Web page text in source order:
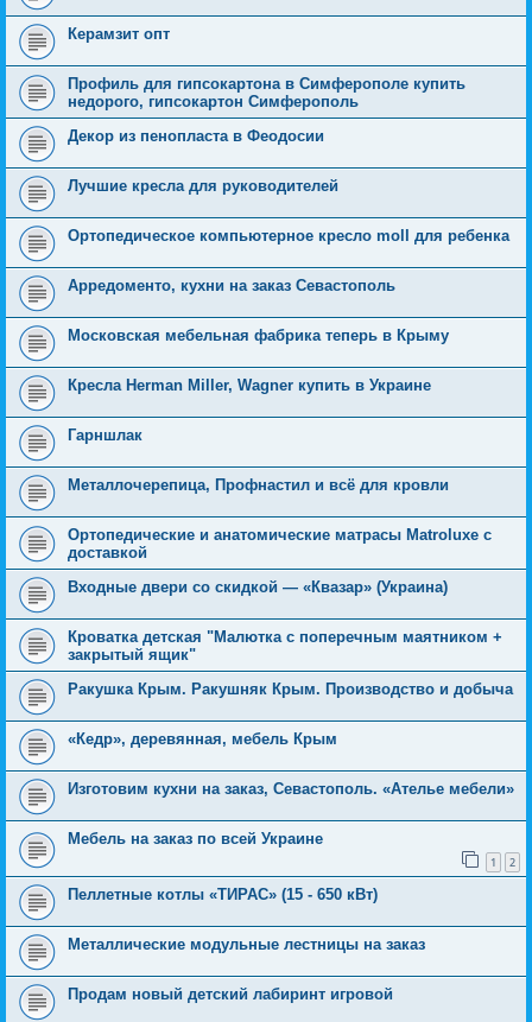
Керамзит опт
Профиль для гипсокартона в Симферополе купить
недорого, гипсокартон Симферополь
Декор из пенопласта в Феодосии
Лучшие кресла для руководителей
Ортопедическое компьютерное кресло moll для ребенка
Арредоменто, кухни на заказ Севастополь
Московская мебельная фабрика теперь в Крыму
Кресла Herman Miller, Wagner купить в Украине
Гарншлак
Металлочерепица, Профнастил и всё для кровли
Ортопедические и анатомические матрасы Matroluxe с
доставкой
Входные двери со скидкой — «Квазар» (Украина)
Кроватка детская "Малютка с поперечным маятником +
закрытый ящик"
Ракушка Крым. Ракушняк Крым. Производство и добыча
«Кедр», деревянная, мебель Крым
Изготовим кухни на заказ, Севастополь. «Ателье мебели»
Мебель на заказ по всей Украине
1 2
Пеллетные котлы «ТИРАС» (15 - 650 кВт)
Металлические модульные лестницы на заказ
Продам новый детский лабиринт игровой